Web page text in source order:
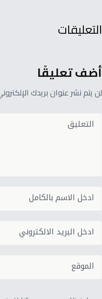
التعليقات
أضف تعليقًا
لن يتم نشر عنوان بريدك